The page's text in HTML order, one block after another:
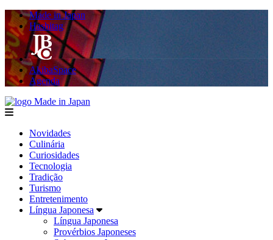
Made in Japan
Hashitag
AkibaSpace
Agenda
menu
Novidades
Culinária
Curiosidades
Tecnologia
Tradição
Turismo
Entretenimento
Língua Japonesa
Língua Japonesa
Provérbios Japoneses